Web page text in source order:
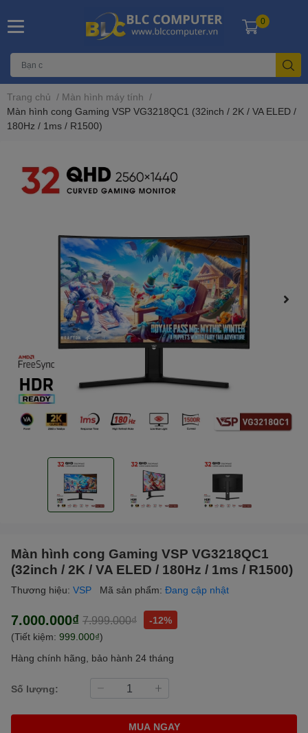
0
Trang chủ / Màn hình máy tính /
Màn hình cong Gaming VSP VG3218QC1 (32inch / 2K / VA ELED /
180Hz / 1ms / R1500)
Màn hình cong Gaming VSP VG3218QC1
(32inch / 2K / VA ELED / 180Hz / 1ms / R1500)
Thương hiệu: VSP Mã sản phẩm: Đang cập nhật
7.000.000₫ 7.999.000₫
-12%
(Tiết kiệm: 999.000₫)
Hàng chính hãng, bảo hành 24 tháng
Số lượng:
MUA NGAY